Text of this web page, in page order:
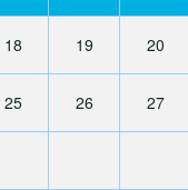
18 19 20
25 26 27